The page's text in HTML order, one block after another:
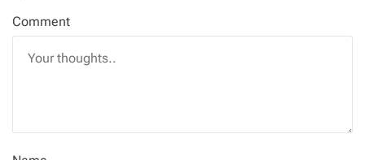
Comment